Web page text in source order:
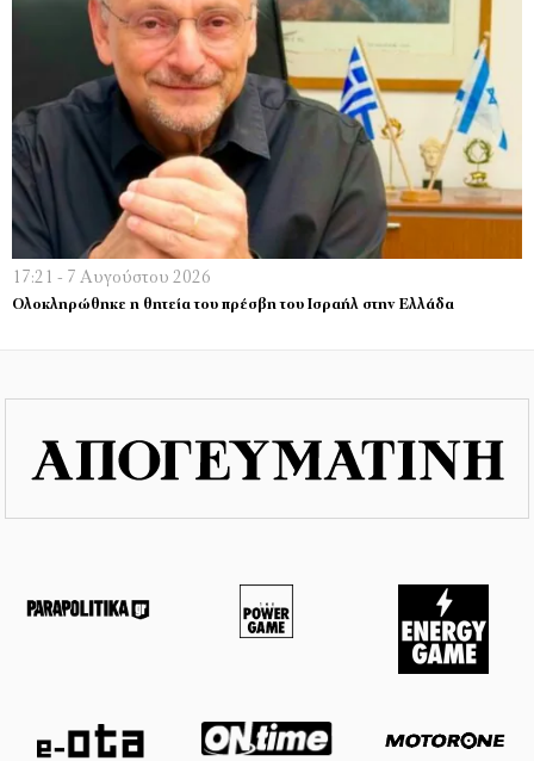
17:21 - 7 Αυγούστου 2026
Ολοκληρώθηκε η θητεία του πρέσβη του Ισραήλ στην Ελλάδα